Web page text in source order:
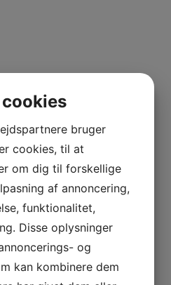
bruger
cookies, til at
om dig til forskellige
af annoncering,
funktionalitet,
Disse oplysninger
og
kan kombinere dem